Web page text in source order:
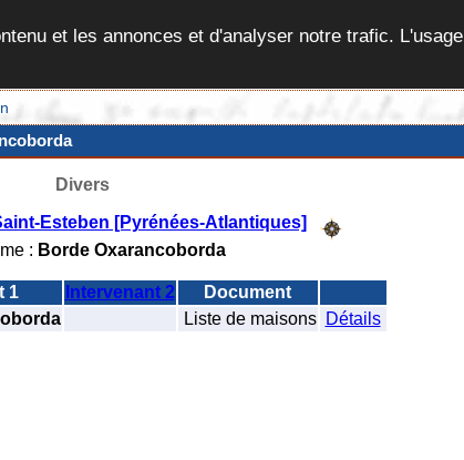
et les annonces et d'analyser notre trafic. L'usage
Divers
Esteben [Pyrénées-Atlantiques]
: Borde Oxarancoborda
1 Intervenant 2
Document
Liste de maisons Détails